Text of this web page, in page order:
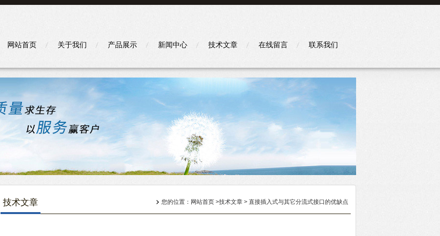
网站首页 关于我们 产品展示 新闻中心 技术文章 在线留言 联系我们
技术文章 您的位置： 网站首页 >技术文章 > 直接插入式与其它分流式接口的优缺点